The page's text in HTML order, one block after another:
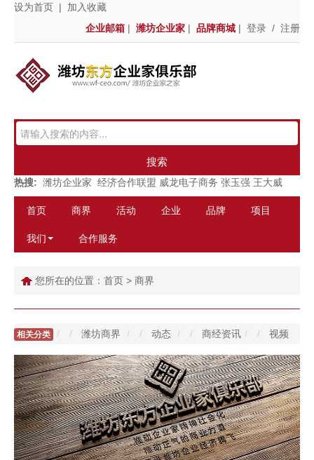
设为首页 | 加入收藏
企业邮箱 | 潍坊企业家 | 品牌商城 | 登录 / 注册
搜索
热搜: 潍坊企业家 经济合作联盟 威龙电子商务 张玉强 王大威
首页 商界 活动 企业 品牌 项目
我们 合作服务
您所在的位置： 首页 > 商界
相关分类 / 潍坊商界 / 动态 / 商经资讯 / 视频